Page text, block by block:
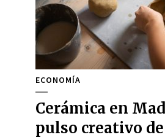
ECONOMÍA
Cerámica en
pulso creativo